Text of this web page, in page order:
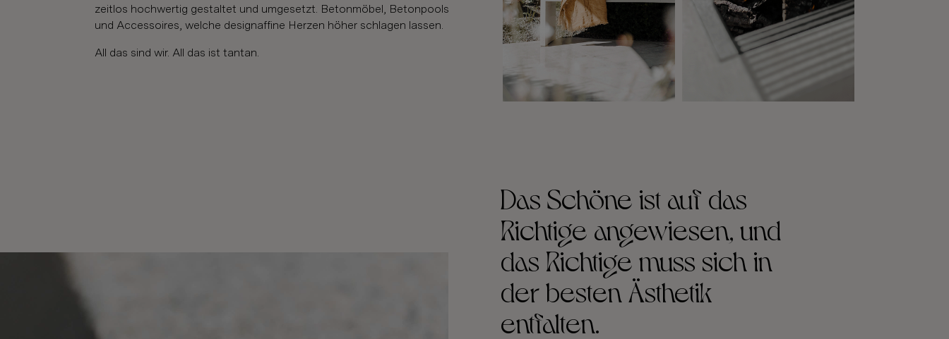
zeitlos hochwertig gestaltet und umgesetzt. Betonmöbel, Betonpools
und Accessoires, welche designaffine Herzen höher schlagen lassen.
All das sind wir. All das ist tantan.
Das Schöne ist auf das
Richtige angewiesen, und
das Richtige muss sich in
der besten Ästhetik
entfalten.